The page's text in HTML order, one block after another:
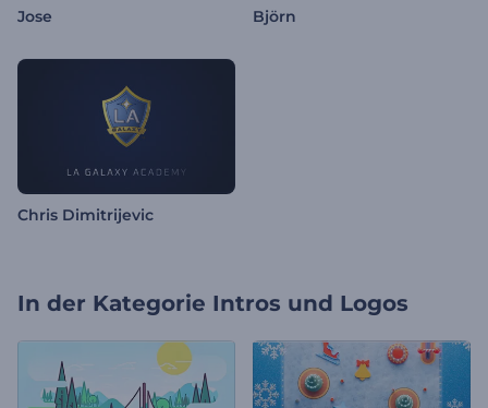
Jose Björn
Chris Dimitrijevic
In der Kategorie Intros und Logos